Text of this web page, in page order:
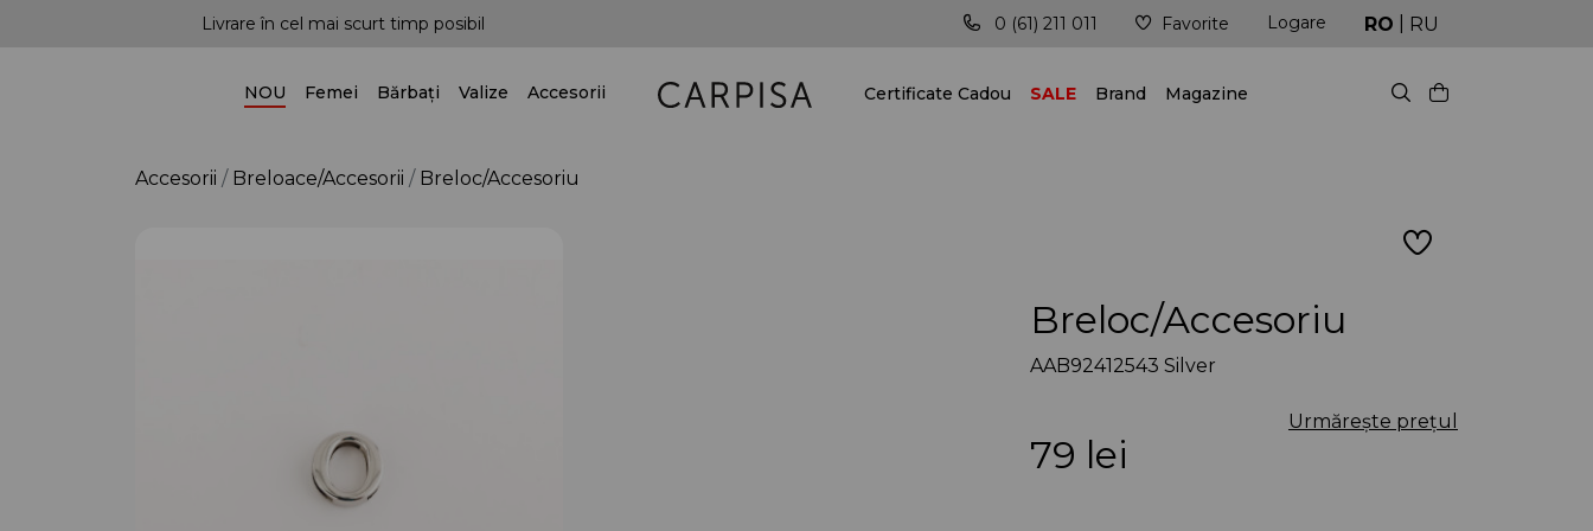
Livrare în cel mai scurt timp posibil Vei fi mereu în pas cu ultimele tendințe! Livrare în cel mai
0 (61) 211 011 Favorite Logare RO RU
NOU Femei Bărbați Valize Accesorii Certificate Cadou SALE Brand Magazine
Accesorii Breloace/Accesorii Breloc/Accesoriu
Breloc/Accesoriu
AAB92412543 Silver
Urmărește prețul
79 lei